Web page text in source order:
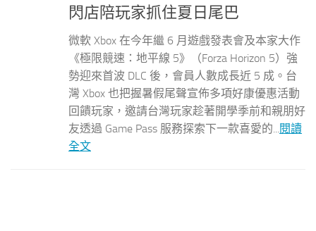
閃店陪玩家抓住夏日尾巴
微軟 Xbox 在今年繼 6 月遊戲發表會及本家大作
《極限競速：地平線 5》（Forza Horizon 5）強
勢迎來首波 DLC 後，會員人數成長近 5 成。台
灣 Xbox 也把握暑假尾聲宣佈多項好康優惠活動
回饋玩家，邀請台灣玩家趁著開學季前和親朋好
友透過 Game Pass 服務探索下一款喜愛的...閱讀
全文